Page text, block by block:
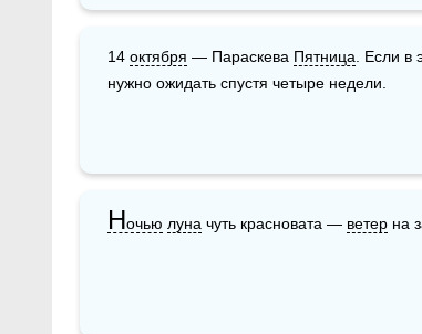
14 октября — Параскева Пятница . Если
нужно ожидать спустя четыре недели.
Ночью луна чуть красновата — ветер на